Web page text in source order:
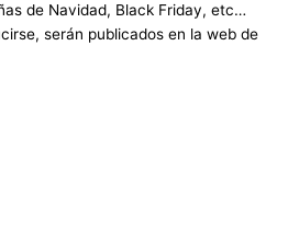
de Navidad, Black Friday, etc…
serán publicados en la web de